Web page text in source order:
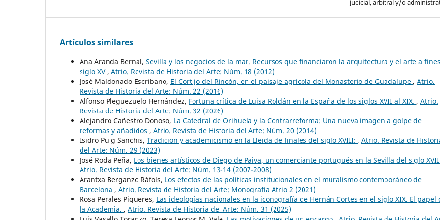
judicial, arbitral y/o
Artículos similares
Ana Aranda Bernal, Sevilla y los negocios de la mar. Recursos que financiaron la arquitectura y el arte a
siglo XV , Atrio. Revista de Historia del Arte: Núm. 18 (2012)
José Maldonado Escribano, El Cortijo del Rincón, en el paisaje agrícola del Monasterio de Guadalupe , Atrio.
Revista de Historia del Arte: Núm. 22 (2016)
Alfonso Pleguezuelo Hernández, Fortuna crítica de Luisa Roldán en la España de los siglos XVII al XIX. , Atrio.
Revista de Historia del Arte: Núm. 32 (2026)
Alejandro Cañestro Donoso, La Catedral de Orihuela y la Contrarreforma: Una nueva imagen a golpe de
reformas y añadidos , Atrio. Revista de Historia del Arte: Núm. 20 (2014)
Isidro Puig Sanchis, Tradición y academicismo en la Lleida de finales del siglo XVIII: , Atrio. Revista de
del Arte: Núm. 29 (2023)
José Roda Peña, Los bienes artísticos de Diego de Paiva, un comerciante portugués en la Sevilla del siglo XVII
Atrio. Revista de Historia del Arte: Núm. 13-14 (2007-2008)
Arantxa Berganzo Ràfols, Los efectos de las políticas institucionales en el muralismo contemporáneo de
Barcelona , Atrio. Revista de Historia del Arte: Monografía Atrio 2 (2021)
Rosa Perales Piqueres, Las ideologías nacionales en la iconografía de Hernán Cortes en el siglo XIX. El papel
la Academia. , Atrio. Revista de Historia del Arte: Núm. 31 (2025)